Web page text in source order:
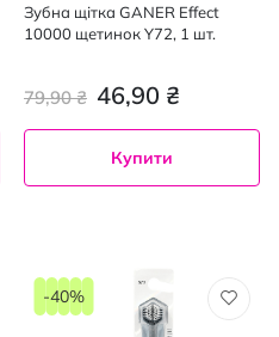
Зубна щітка GANER Effect
10000 щетинок Y72, 1 шт.
46,90 ₴
79,90 ₴
Купити
-40%